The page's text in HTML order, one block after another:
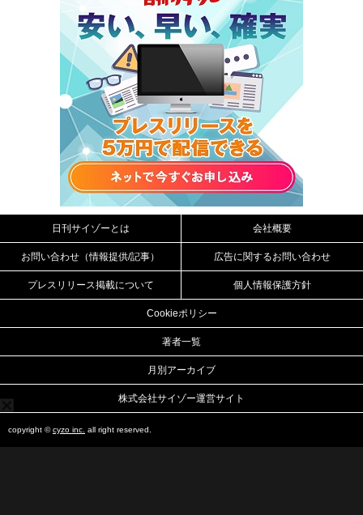
日刊サイゾーとは 会社概要
お問い合わせ（情報提供/記事） 広告に関するお問い合わせ
プレスリリース掲載について 個人情報保護方針
Cookieポリシー
著者一覧
月別アーカイブ
株式会社サイゾー運営サイト
copyright ©cyzo inc. all right reserved.